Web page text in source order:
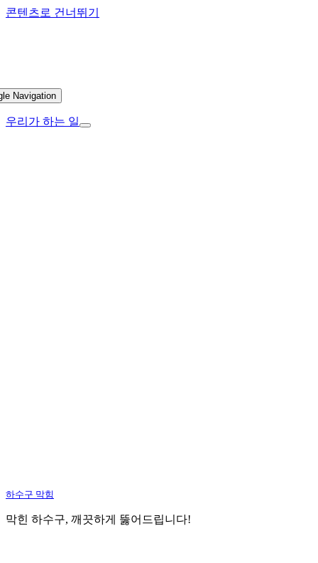
콘텐츠로 건너뛰기
Navigation
우리가 하는 일
하수구 막힘
막힌 하수구, 깨끗하게 뚫어드립니다!